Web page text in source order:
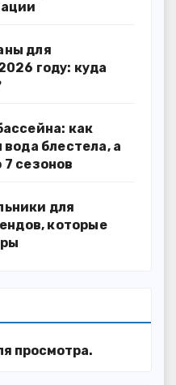
для
году: куда
как
блестела, а
сезонов
для
которые
просмотра.